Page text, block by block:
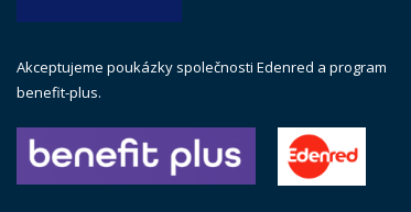
Akceptujeme poukázky společnosti Edenred a program
benefit-plus.